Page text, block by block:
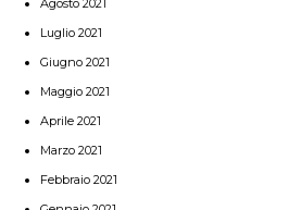
Agosto 2021
Luglio 2021
Giugno 2021
Maggio 2021
Aprile 2021
Marzo 2021
Febbraio 2021